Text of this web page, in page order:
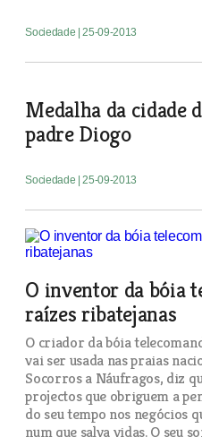
Sociedade | 25-09-2013
Medalha da cidade
padre Diogo
Sociedade | 25-09-2013
O inventor da bóia
raízes ribatejanas
O criador da bóia
vai ser usada nas praias
Socorros a Náufragos, diz
projectos que obriguem a
do seu tempo nos negócios
num que salva vidas. O seu